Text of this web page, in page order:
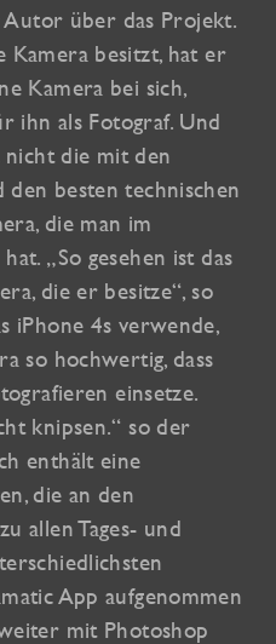
Autor über das Projekt.
Kamera besitzt, hat er
Kamera bei sich,
ihn als Fotograf. Und
nicht die mit den
besten technischen
die man im
„So gesehen ist das
die er besitze“, so
iPhone 4s verwende,
so hochwertig, dass
einsetze.
knipsen.“ so der
enthält eine
die an den
allen Tages- und
App aufgenommen
mit Photoshop